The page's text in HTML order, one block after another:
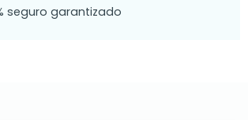
seguro garantizado